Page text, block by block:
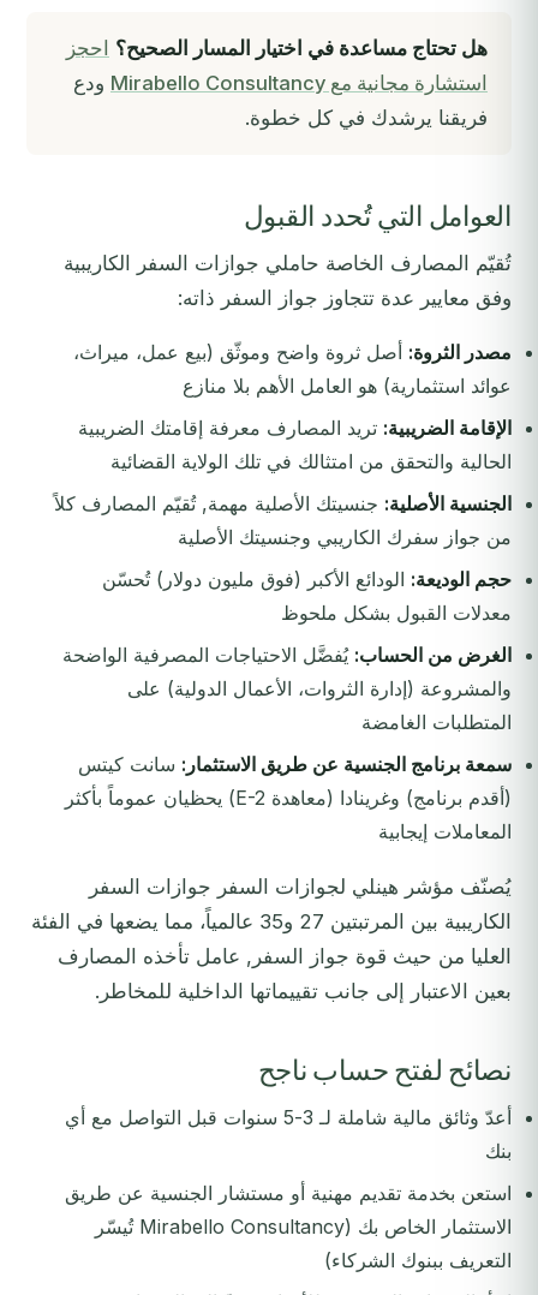
هل تحتاج مساعدة في اختيار المسار الصحيح؟ احجز
استشارة مجانية مع Mirabello Consultancy
ودع
فريقنا يرشدك في كل خطوة.
العوامل التي تُحدد القبول
تُقيّم المصارف الخاصة حاملي جوازات السفر الكاريبية
وفق معايير عدة تتجاوز جواز السفر ذاته:
مصدر الثروة: أصل ثروة واضح وموثّق (بيع عمل، ميراث،
عوائد استثمارية) هو العامل الأهم بلا منازع
الإقامة الضريبية: تريد المصارف معرفة إقامتك الضريبية
الحالية والتحقق من امتثالك في تلك الولاية القضائية
الجنسية الأصلية: جنسيتك الأصلية مهمة, تُقيّم المصارف كلاً
من جواز سفرك الكاريبي وجنسيتك الأصلية
حجم الوديعة: الودائع الأكبر (فوق مليون دولار) تُحسّن
معدلات القبول بشكل ملحوظ
الغرض من الحساب: يُفضَّل الاحتياجات المصرفية الواضحة
والمشروعة (إدارة الثروات، الأعمال الدولية) على
المتطلبات الغامضة
سمعة برنامج الجنسية عن طريق الاستثمار: سانت كيتس
(أقدم برنامج) وغرينادا (معاهدة E-2) يحظيان عموماً بأكثر
المعاملات إيجابية
يُصنّف مؤشر هينلي لجوازات السفر جوازات السفر
الكاريبية بين المرتبتين 27 و35 عالمياً، مما يضعها في الفئة
العليا من حيث قوة جواز السفر, عامل تأخذه المصارف
بعين الاعتبار إلى جانب تقييماتها الداخلية للمخاطر.
نصائح لفتح حساب ناجح
أعدّ وثائق مالية شاملة لـ 3-5 سنوات قبل التواصل مع أي
بنك
استعن بخدمة تقديم مهنية أو مستشار الجنسية عن طريق
الاستثمار الخاص بك (Mirabello Consultancy تُيسّر
التعريف ببنوك الشركاء)